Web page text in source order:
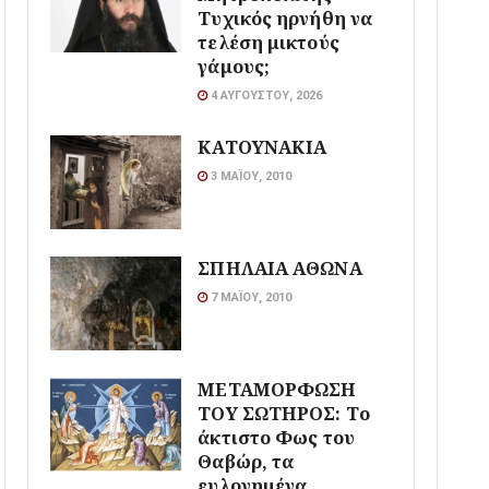
Τυχικός ηρνήθη να
τελέση μικτούς
γάμους;
4 ΑΥΓΟΎΣΤΟΥ, 2026
ΚΑΤΟΥΝΑΚΙΑ
3 ΜΑΪ́ΟΥ, 2010
ΣΠΗΛΑΙΑ ΑΘΩΝΑ
7 ΜΑΪ́ΟΥ, 2010
ΜΕΤΑΜΟΡΦΩΣΗ
ΤΟΥ ΣΩΤΗΡΟΣ: Το
άκτιστο Φως του
Θαβώρ, τα